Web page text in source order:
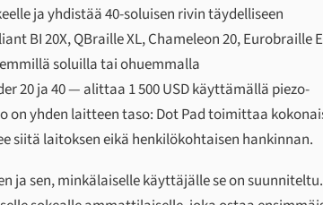
ja yhdistää 40-soluisen rivin täydelliseen
BI 20X, QBraille XL, Chameleon 20, Eurobraille
soluilla tai ohuemmalla
20 ja 40 — alittaa 1 500 USD käyttämällä piezo-
yhden laitteen taso: Dot Pad toimittaa
siitä laitoksen eikä henkilökohtaisen hankinnan.
sen, minkälaiselle käyttäjälle se on suunniteltu.